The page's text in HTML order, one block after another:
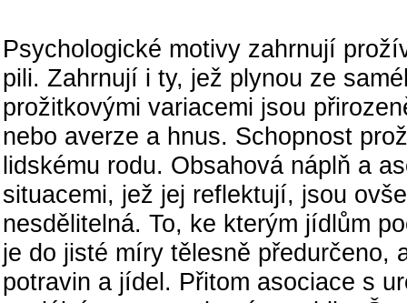
Psychologické motivy zahrnují
pili. Zahrnují i ty, jež plynou ze
prožitkovými variacemi jsou
nebo averze a hnus. Schopnost
lidskému rodu. Obsahová náplň a
situacemi, jež jej reflektují, jsou
nesdělitelná. To, ke kterým jídlům
je do jisté míry tělesně předurčeno,
potravin a jídel. Přitom asociace s